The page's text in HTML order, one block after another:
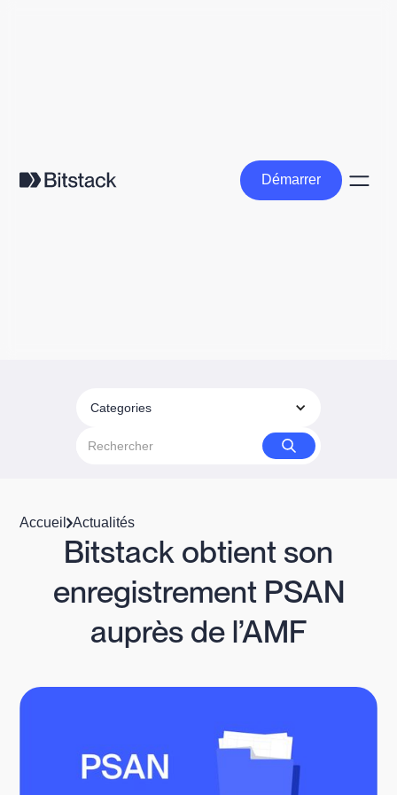
Démarrer
Démarrer
Categories
Accueil Actualités
Bitstack obtient son
enregistrement PSAN
auprès de l’AMF